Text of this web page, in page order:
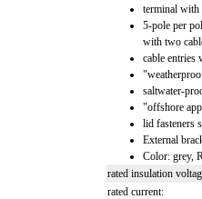
terminal with
5-pole per
with two
cable entries
saltwater-
"offshore
lid fasteners
External
Color: grey,
rated insulation
rated current: